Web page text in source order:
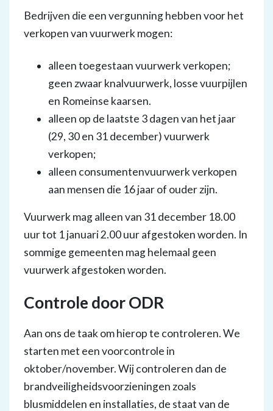
Bedrijven die een vergunning hebben voor het
verkopen van vuurwerk mogen:
alleen toegestaan vuurwerk verkopen;
geen zwaar knalvuurwerk, losse vuurpijlen
en Romeinse kaarsen.
alleen op de laatste 3 dagen van het jaar
(29, 30 en 31 december) vuurwerk
verkopen;
alleen consumentenvuurwerk verkopen
aan mensen die 16 jaar of ouder zijn.
Vuurwerk mag alleen van 31 december 18.00
uur tot 1 januari 2.00 uur afgestoken worden. In
sommige gemeenten mag helemaal geen
vuurwerk afgestoken worden.
Controle door ODR
Aan ons de taak om hierop te controleren. We
starten met een voorcontrole in
oktober/november. Wij controleren dan de
brandveiligheidsvoorzieningen zoals
blusmiddelen en installaties, de staat van de